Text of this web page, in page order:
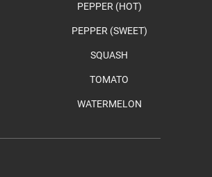
PEPPER (HOT)
PEPPER (SWEET)
SQUASH
TOMATO
WATERMELON